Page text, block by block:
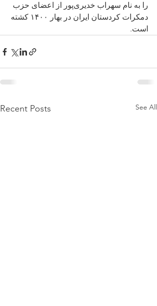
را به نام سهراب خدیری‌پور از اعضای حزب
دمکرات کردستان ایران در بهار ۱۴۰۰ کشته
است.
Recent Posts See All